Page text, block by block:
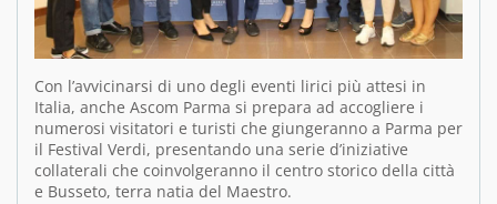
Con l’avvicinarsi di uno degli eventi lirici più attesi in
Italia, anche Ascom Parma si prepara ad accogliere i
numerosi visitatori e turisti che giungeranno a Parma per
il Festival Verdi, presentando una serie d’iniziative
collaterali che coinvolgeranno il centro storico della città
e Busseto, terra natia del Maestro.